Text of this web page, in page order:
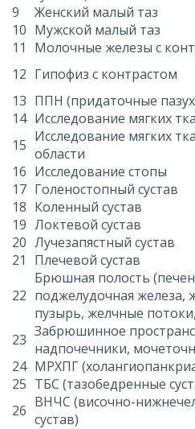
9
Женский малый таз
10 Мужской малый таз
11
Молочные железы с
12 Гипофиз с контрастом
13 ППН (придаточные
14 Исследование мягких
15 Исследование мягких
области
16 Исследование стопы
17 Голеностопный сустав
18 Коленный сустав
19 Локтевой сустав
20 Лучезапястный сустав
21
Плечевой сустав
22
Брюшная полость
поджелудочная железа,
пузырь, желчные
23 Забрюшинное
надпочечники,
24 МРХПГ
25 ТБС (тазобедренные
26 ВНЧС (височно-
сустав)